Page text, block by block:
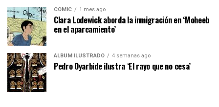
CÓMIC 1 mes ago
Clara Lodewick aborda la inmigración en ‘Moheeb
en el aparcamiento’
ÁLBUM ILUSTRADO 4 semanas ago
Pedro Oyarbide ilustra ‘El rayo que no cesa’